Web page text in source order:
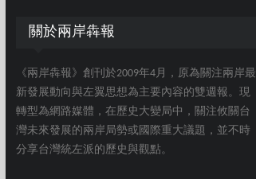
關於兩岸犇報
《兩岸犇報》創刊於2009年4月，原為關注兩岸最
新發展動向與左翼思想為主要內容的雙週報。現
轉型為網路媒體，在歷史大變局中，關注攸關台
灣未來發展的兩岸局勢或國際重大議題，並不時
分享台灣統左派的歷史與觀點。